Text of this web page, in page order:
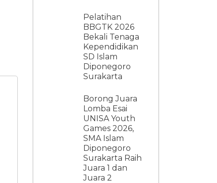
Pelatihan
BBGTK 2026
Bekali Tenaga
Kependidikan
SD Islam
Diponegoro
Surakarta
Borong Juara
Lomba Esai
UNISA Youth
Games 2026,
SMA Islam
Diponegoro
Surakarta Raih
Juara 1 dan
Juara 2